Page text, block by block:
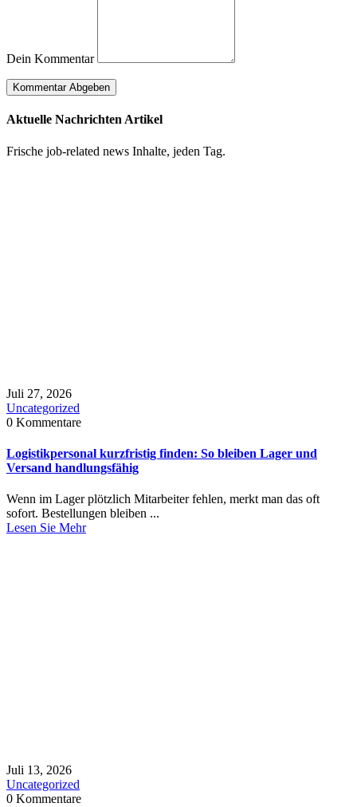
Dein Kommentar
Aktuelle Nachrichten Artikel
Frische job-related news Inhalte, jeden Tag.
Juli 27, 2026
Uncategorized
0 Kommentare
Logistikpersonal kurzfristig finden: So bleiben Lager und
Versand handlungsfähig
Wenn im Lager plötzlich Mitarbeiter fehlen, merkt man das oft
sofort. Bestellungen bleiben ...
Lesen Sie Mehr
Juli 13, 2026
Uncategorized
0 Kommentare